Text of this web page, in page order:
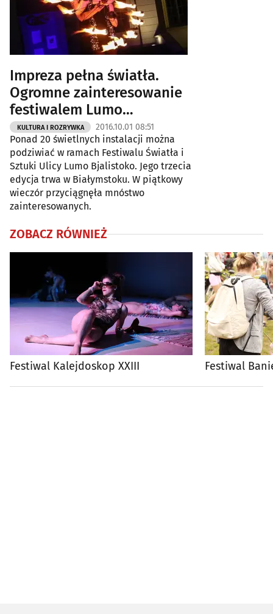
Impreza pełna światła.
Ogromne zainteresowanie
festiwalem Lumo
Bjalistoko [ZDJĘCIA]
KULTURA I ROZRYWKA 2016.10.01 08:51
Ponad 20 świetlnych instalacji można
podziwiać w ramach Festiwalu Światła i
Sztuki Ulicy Lumo Bjalistoko. Jego trzecia
edycja trwa w Białymstoku. W piątkowy
wieczór przyciągnęła mnóstwo
zainteresowanych.
ZOBACZ RÓWNIEŻ
Festiwal Kalejdoskop XXIII Festiwal